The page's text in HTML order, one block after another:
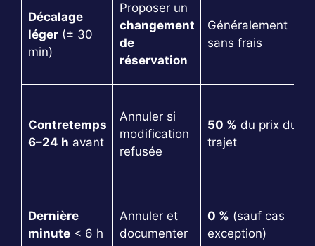
Décalage
léger(± 30
min)
Proposer un
changement
de
réservation
Généralement
sans frais
Contretemps
6–24 h avant
Annuler si
modification
refusée
50 % du prix du
trajet
Dernière
minute< 6 h
Annuler et
documenter
0 % (sauf cas
exception)